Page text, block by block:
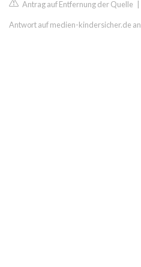
Antrag auf Entfernung der Quelle
Antwort auf medien-kindersicher.de an